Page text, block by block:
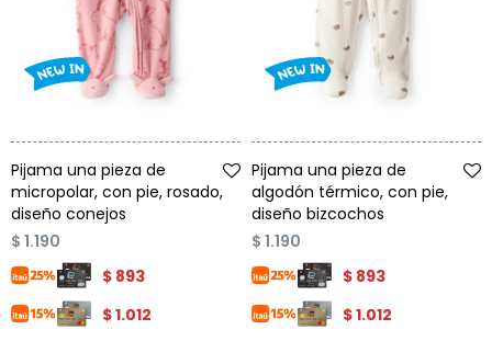
Pijama una pieza de
micropolar, con pie, rosado,
diseño conejos
$ 1.190
$ 893
$1.012
Pijama una pieza de
algodón térmico, con pie,
diseño bizcochos
$ 1.190
$ 893
$1.012